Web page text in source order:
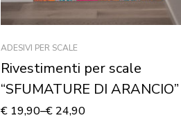
ADESIVI PER SCALE
Rivestimenti per scale
“SFUMATURE DI ARANCIO”
€19,90–€24,90